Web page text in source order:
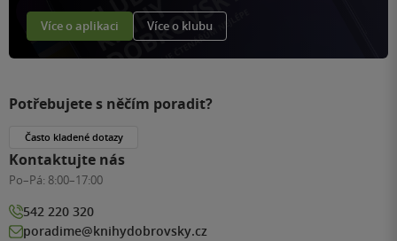
Více o aplikaci Více o klubu
Potřebujete s něčím poradit?
Často kladené dotazy
Kontaktujte nás
Po–Pá: 8:00–17:00
542 220 320
poradime@knihydobrovsky.cz